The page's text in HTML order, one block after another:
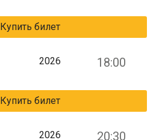
Купить билет
2026 18:00
Купить билет
2026 20:30